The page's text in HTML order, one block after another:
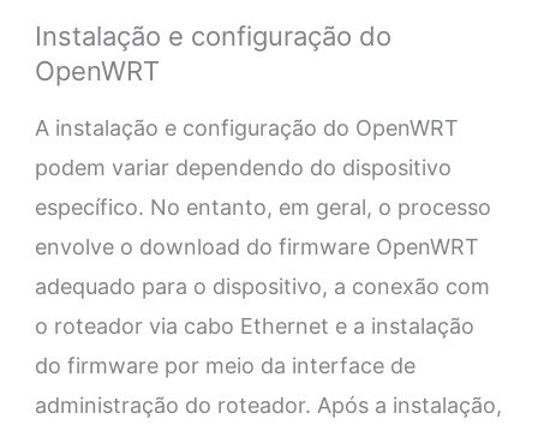
Instalação e configuração do
OpenWRT
A instalação e configuração do OpenWRT
podem variar dependendo do dispositivo
específico. No entanto, em geral, o processo
envolve o download do firmware OpenWRT
adequado para o dispositivo, a conexão com
o roteador via cabo Ethernet e a instalação
do firmware por meio da interface de
administração do roteador. Após a instalação,